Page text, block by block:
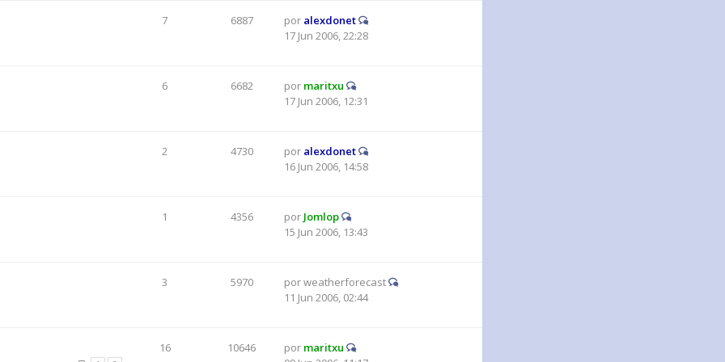
7 6887 por alexdonet
17 Jun 2006, 22:28
6 6682 por maritxu
17 Jun 2006, 12:31
2 4730 por alexdonet
16 Jun 2006, 14:58
1 4356 por Jomlop
15 Jun 2006, 13:43
3 5970 porweatherforecast
11 Jun 2006, 02:44
16 10646 por maritxu